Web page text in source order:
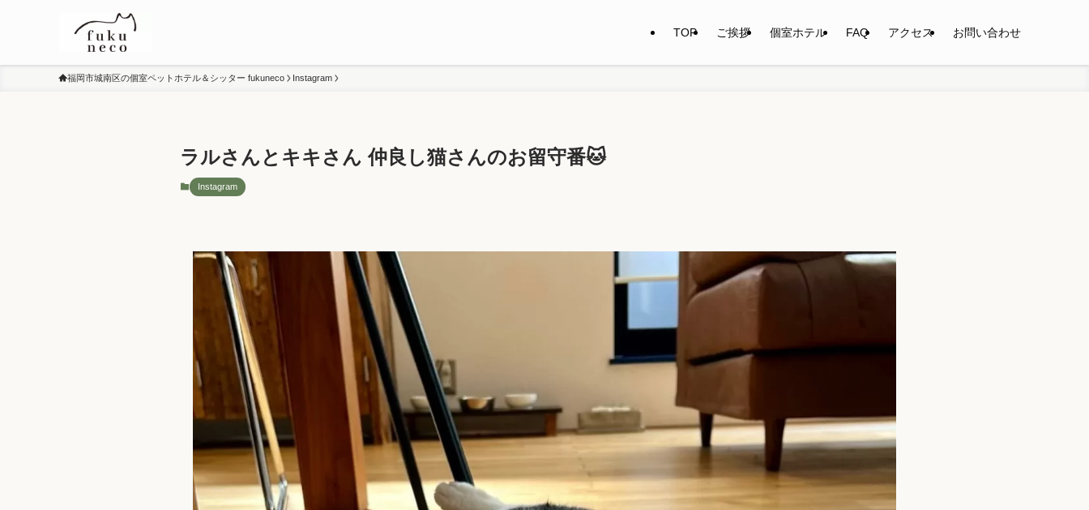
TOP ご挨拶 個室ホテル FAQ アクセス お問い合わせ
福岡市城南区の個室ペットホテル＆シッター fukuneco Instagram
ラルさんとキキさん 仲良し猫さんのお留守番🐱
Instagram